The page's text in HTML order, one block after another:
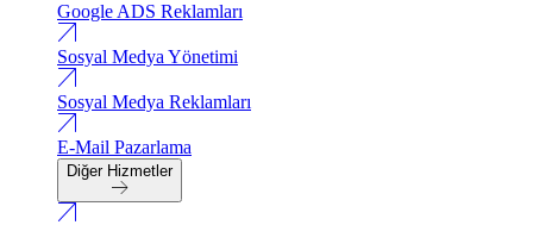
Google ADS Reklamları
Sosyal Medya Yönetimi
Sosyal Medya Reklamları
E-Mail Pazarlama
Diğer Hizmetler